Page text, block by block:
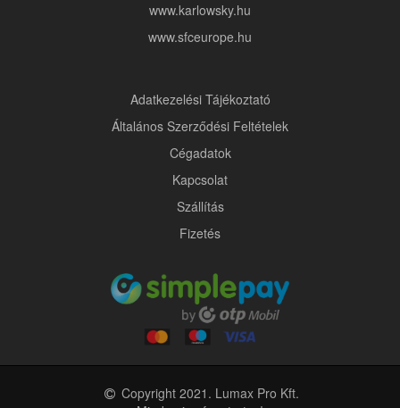
www.karlowsky.hu
www.sfceurope.hu
Adatkezelési Tájékoztató
Általános Szerződési Feltételek
Cégadatok
Kapcsolat
Szállítás
Fizetés
Copyright 2021. Lumax Pro Kft.